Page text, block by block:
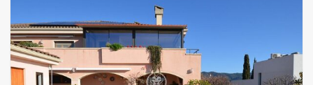
privats. A l'entrar a la propietat podem observar l'excel·lent
estat de jardí i els grans arbres que té. Només entrar a la casa
podem gaudir d'un ampli rebedor a dues altures amb una gran
escala amb barana de ferro forjat a mida. La planta principal té
un agradable saló menjador amb grans finestrals que s'obren
al jardí i pels quals entra moltíssima llum, compta també amb